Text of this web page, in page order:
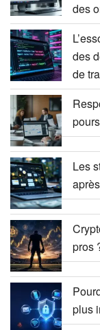
des
des
de
Les
pros
plus